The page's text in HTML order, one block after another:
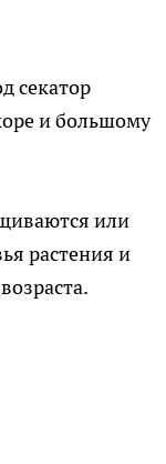
секатор
и большому
или
растения и